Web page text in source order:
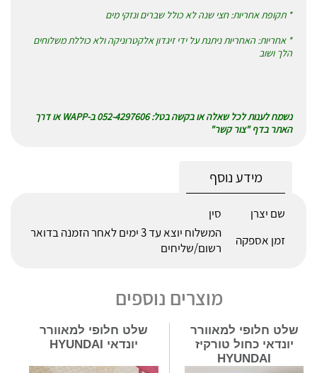
* תקופת אחריות: חצי שנה לא כולל שברים ונזקי מים
* אחריות: האחריות ניתנת על ידי זיגדון אלקטרוניקה ולא כוללת משלוחים
הלך ושוב
נשמח לענות לכל שאלה או בקשה בטל: 052-4297606 ב-WAPP או דרך
האתר בדף "צור קשר"
מידע נוסף
שם יצרן
סין
זמן אספקה
המשלוח יוצא עד 3 ימים לאחר הזמנה בדואר
רשום/שליחים
מוצרים נוספים
שלט חלופי למאוורר
יונדאי כחול טורקיז
HYUNDAI
שלט חלופי למאוורר
יונדאי HYUNDAI